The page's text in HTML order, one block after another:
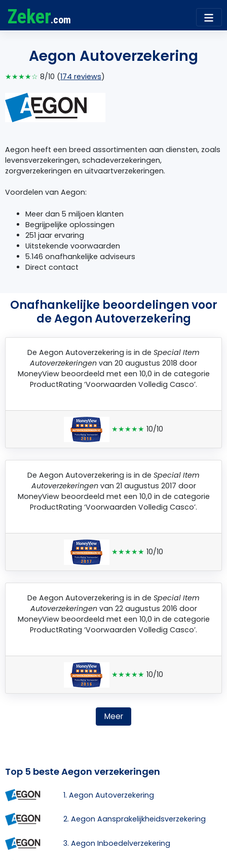
Zeker.com
Aegon Autoverzekering
★★★★☆ 8/10 (174 reviews)
Aegon heeft een breed assortimenten aan diensten, zoals
levensverzekeringen, schadeverzekeringen,
zorgverzekeringen en uitvaartverzekeringen.
Voordelen van Aegon:
Meer dan 5 miljoen klanten
Begrijpelijke oplossingen
251 jaar ervaring
Uitstekende voorwaarden
5.146 onafhankelijke adviseurs
Direct contact
Onafhankelijke beoordelingen voor
de Aegon Autoverzekering
De Aegon Autoverzekering is in de Special Item
Autoverzekeringen van 20 augustus 2018 door
MoneyViewbeoordeeld met een 10,0 in de categorie
ProductRating ‘Voorwaarden Volledig Casco’.
★★★★★ 10/10
De Aegon Autoverzekering is in de Special Item
Autoverzekeringenvan 21 augustus 2017 door
MoneyViewbeoordeeld met een 10,0 in de categorie
ProductRating ‘Voorwaarden Volledig Casco’.
★★★★★ 10/10
De Aegon Autoverzekering is in de Special Item
Autoverzekeringenvan 22 augustus 2016 door
MoneyViewbeoordeeld met een 10,0 in de categorie
ProductRating ‘Voorwaarden Volledig Casco’.
★★★★★ 10/10
Meer
Top 5 beste Aegon verzekeringen
1. Aegon Autoverzekering
2. Aegon Aansprakelijkheidsverzekering
3. Aegon Inboedelverzekering